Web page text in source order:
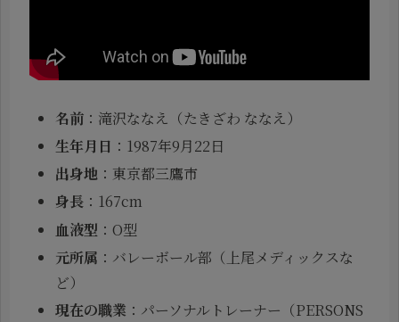
名前 ：滝沢ななえ（たきざわ ななえ）
生年月日 ：1987年9月22日
出身地 ：東京都三鷹市
身長 ：167cm
血液型 ：O型
元所属 ：バレーボール部（上尾メディックスな
ど）
現在の職業 ：パーソナルトレーナー（PERSONS